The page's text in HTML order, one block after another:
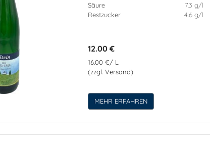
Säure
7.3 g/l
Restzucker
4.6 g/l
12.00 €
16.00 €/ L
(zzgl. Versand)
MEHR ERFAHREN